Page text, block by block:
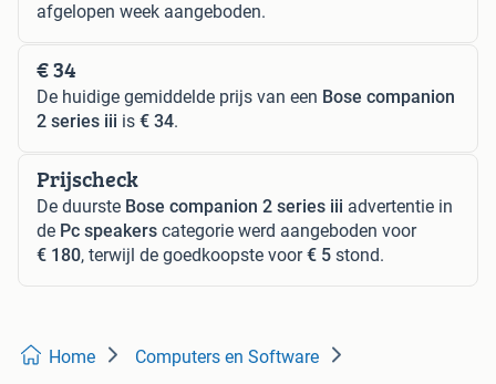
afgelopen week aangeboden.
€ 34
De huidige gemiddelde prijs van een Bose companion
2 series iii is € 34.
Prijscheck
De duurste Bose companion 2 series iii advertentie in
de Pc speakers categorie werd aangeboden voor
€ 180, terwijl de goedkoopste voor€ 5 stond.
Home Computers en Software